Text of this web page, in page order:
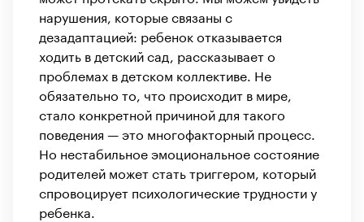
нарушения, которые связаны с
дезадаптацией: ребенок отказывается
ходить в детский сад, рассказывает о
проблемах в детском коллективе. Не
обязательно то, что происходит в мире,
стало конкретной причиной для такого
поведения — это многофакторный процесс.
Но нестабильное эмоциональное состояние
родителей может стать триггером, который
спровоцирует психологические трудности у
ребенка.